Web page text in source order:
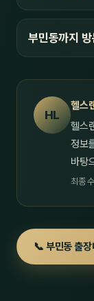
부민동까지
HL
헬스
헬스
정보
바탕
최종
📞 부민동 출